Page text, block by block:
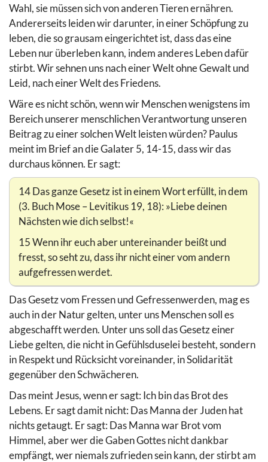
Wahl, sie müssen sich von anderen Tieren ernähren.
Andererseits leiden wir darunter, in einer Schöpfung zu
leben, die so grausam eingerichtet ist, dass das eine
Leben nur überleben kann, indem anderes Leben dafür
stirbt. Wir sehnen uns nach einer Welt ohne Gewalt und
Leid, nach einer Welt des Friedens.
Wäre es nicht schön, wenn wir Menschen wenigstens im
Bereich unserer menschlichen Verantwortung unseren
Beitrag zu einer solchen Welt leisten würden? Paulus
meint im Brief an die Galater 5, 14-15, dass wir das
durchaus können. Er sagt:
14 Das ganze Gesetz ist in einem Wort erfüllt, in dem
(3. Buch Mose – Levitikus 19, 18): »Liebe deinen
Nächsten wie dich selbst!«
15 Wenn ihr euch aber untereinander beißt und
fresst, so seht zu, dass ihr nicht einer vom andern
aufgefressen werdet.
Das Gesetz vom Fressen und Gefressenwerden, mag es
auch in der Natur gelten, unter uns Menschen soll es
abgeschafft werden. Unter uns soll das Gesetz einer
Liebe gelten, die nicht in Gefühlsduselei besteht, sondern
in Respekt und Rücksicht voreinander, in Solidarität
gegenüber den Schwächeren.
Das meint Jesus, wenn er sagt: Ich bin das Brot des
Lebens. Er sagt damit nicht: Das Manna der Juden hat
nichts getaugt. Er sagt: Das Manna war Brot vom
Himmel, aber wer die Gaben Gottes nicht dankbar
empfängt, wer niemals zufrieden sein kann, der stirbt am